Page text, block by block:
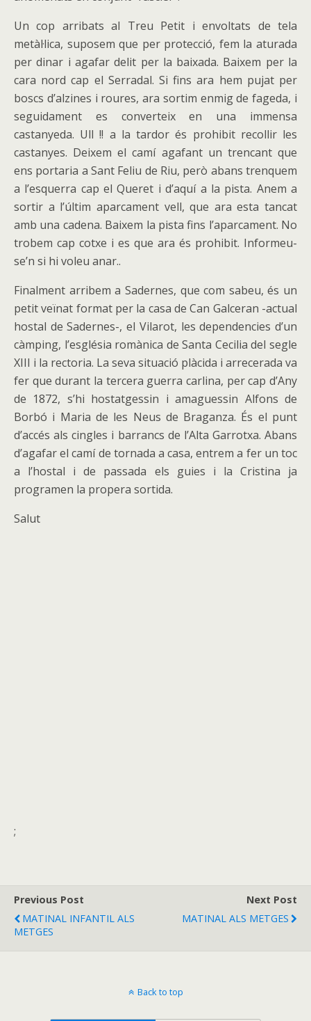
Un cop arribats al Treu Petit i envoltats de tela
metàl·lica, suposem que per protecció, fem la aturada
per dinar i agafar delit per la baixada. Baixem per la
cara nord cap el Serradal. Si fins ara hem pujat per
boscs d’alzines i roures, ara sortim enmig de fageda, i
seguidament es converteix en una immensa
castanyeda. Ull !! a la tardor és prohibit recollir les
castanyes. Deixem el camí agafant un trencant que
ens portaria a Sant Feliu de Riu, però abans trenquem
a l’esquerra cap el Queret i d’aquí a la pista. Anem a
sortir a l’últim aparcament vell, que ara esta tancat
amb una cadena. Baixem la pista fins l’aparcament. No
trobem cap cotxe i es que ara és prohibit. Informeu-
se’n si hi voleu anar..
Finalment arribem a Sadernes, que com sabeu, és un
petit veïnat format per la casa de Can Galceran -actual
hostal de Sadernes-, el Vilarot, les dependencies d’un
càmping, l’església romànica de Santa Cecilia del segle
XIII i la rectoria. La seva situació plàcida i arrecerada va
fer que durant la tercera guerra carlina, per cap d’Any
de 1872, s’hi hostatgessin i amaguessin Alfons de
Borbó i Maria de les Neus de Braganza. És el punt
d’accés als cingles i barrancs de l’Alta Garrotxa. Abans
d’agafar el camí de tornada a casa, entrem a fer un toc
a l’hostal i de passada els guies i la Cristina ja
programen la propera sortida.
Salut
;
Previous Post
MATINAL INFANTIL ALS
METGES
Next Post
MATINAL ALS METGES
Back to top